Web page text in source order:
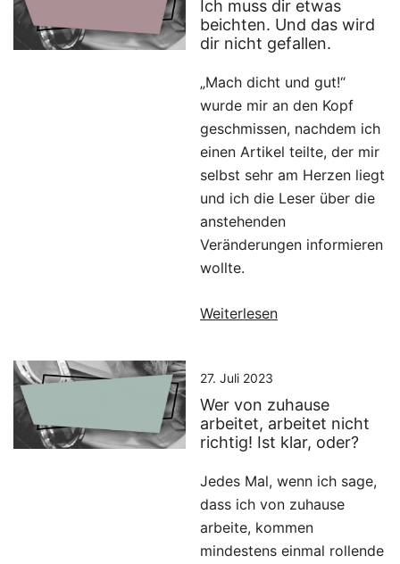
Ich muss dir etwas
beichten. Und das wird
dir nicht gefallen.
„Mach dicht und gut!“
wurde mir an den Kopf
geschmissen, nachdem ich
einen Artikel teilte, der mir
selbst sehr am Herzen liegt
und ich die Leser über die
anstehenden
Veränderungen informieren
wollte.
Weiterlesen
27. Juli 2023
Wer von zuhause
arbeitet, arbeitet nicht
richtig! Ist klar, oder?
Jedes Mal, wenn ich sage,
dass ich von zuhause
arbeite, kommen
mindestens einmal rollende